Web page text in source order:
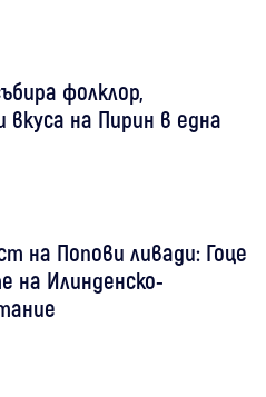
фолклор,
вкуса на Пирин в една
на Попови ливади: Гоце
на Илинденско-